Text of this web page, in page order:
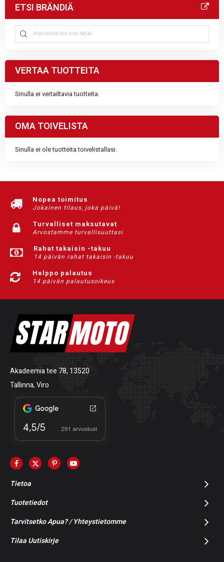
ETSI BRÄNDIÄ
VERTAA TUOTTEITA
Sinulla ei vertailtavia tuotteita.
OMA TOIVELISTA
Sinulla ei ole tuotteita toivelistallasi.
Nopea toimitus
Jokainen tilaus, joka päivä!
Turvalliset maksutavat
Arvostamme turvallisuuttasi
Rahat takaisin -takuu
14 päivän rahat takaisin -takuu
Helppo palautus
14 päivän palautusoikeus
Akadeemia tee 78, 13520
Tallinna, Viro
Tietoa
Tuotetiedot
Tarvitsetko Apua? / Yhteystietomme
Tilaa Uutiskirje